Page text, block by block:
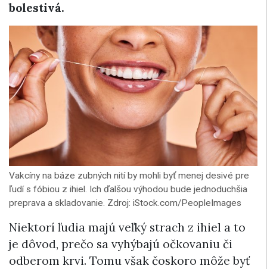
bolestivá.
Vakcíny na báze zubných nití by mohli byť menej desivé pre
ľudí s fóbiou z ihiel. Ich ďalšou výhodou bude jednoduchšia
preprava a skladovanie. Zdroj: iStock.com/PeopleImages
Niektorí ľudia majú veľký strach z ihiel a to
je dôvod, prečo sa vyhýbajú očkovaniu či
odberom krvi. Tomu však čoskoro môže byť